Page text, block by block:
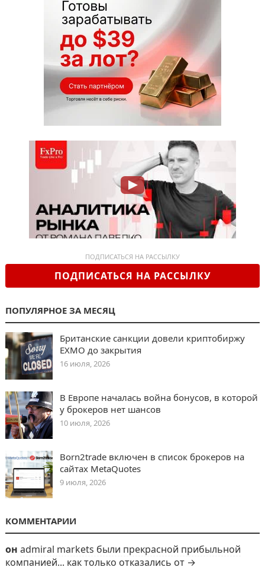
ПОДПИСАТЬСЯ НА РАССЫЛКУ
ПОДПИСАТЬСЯ НА РАССЫЛКУ
ПОПУЛЯРНОЕ ЗА МЕСЯЦ
Британские санкции довели криптобиржу
EXMO до закрытия
16 июля, 2026
В Европе началась война бонусов, в которой
у брокеров нет шансов
10 июля, 2026
Born2trade включен в список брокеров на
сайтах MetaQuotes
9 июля, 2026
КОММЕНТАРИИ
он admiral markets были прекрасной прибыльной
компанией... как только отказались от →